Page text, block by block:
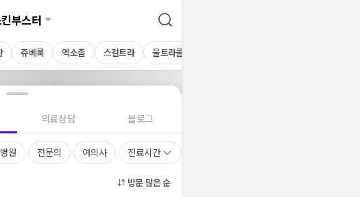
부스터
쥬베룩 엑소좀 스컬트라 울트라콜
의료상담 블로그
원 전문의 여의사 진료시간
방문 많은 순